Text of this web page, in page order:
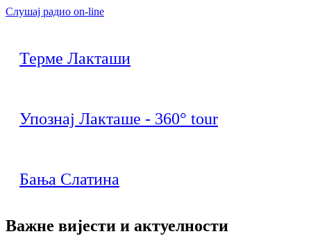
Слушај радио on-line
Терме Лакташи
Упознај Лакташе - 360° tour
Бања Слатина
Важне вијести и актуелности